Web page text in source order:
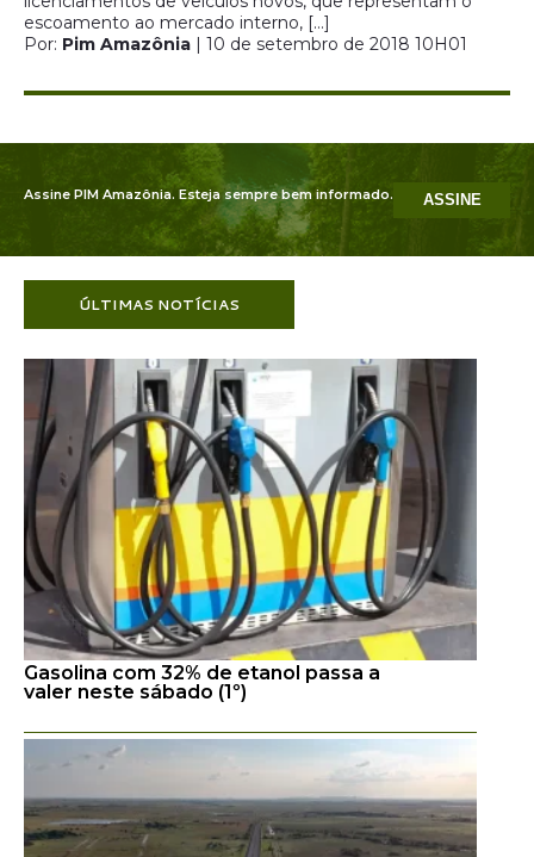
escoamento ao mercado interno, […]
Por: Pim Amazônia | 10 de setembro de 2018 10H01
Assine PIM Amazônia. Esteja sempre bem informado. ASSINE
ÚLTIMAS NOTÍCIAS
Gasolina com 32% de etanol passa a
valer neste sábado (1º)